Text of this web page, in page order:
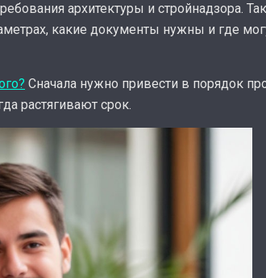
архитектуры и стройнадзора.
какие документы нужны и где
Сначала нужно привести в порядок
растягивают срок.